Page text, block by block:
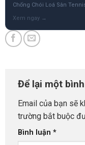
Chống Chói Loá Sân
Để lại một
Email của bạn sẽ
trường bắt buộc
Bình luận *